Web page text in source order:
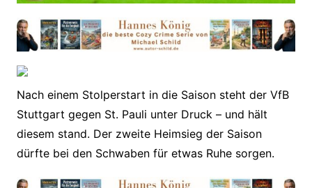
Nach einem Stolperstart in die Saison steht der VfB
Stuttgart gegen St. Pauli unter Druck – und hält
diesem stand. Der zweite Heimsieg der Saison
dürfte bei den Schwaben für etwas Ruhe sorgen.